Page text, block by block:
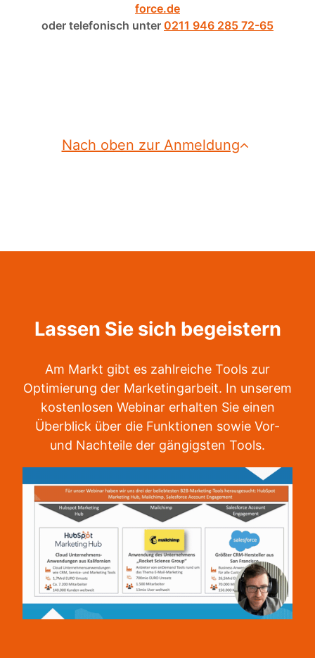
force.de
oder telefonisch unter 0211 946 285 72-65
Nach oben zur Anmeldung
Lassen Sie sich begeistern
Am Markt gibt es zahlreiche Tools zur
Optimierung der Marketingarbeit. In unserem
kostenlosen Webinar erhalten Sie einen
Überblick über die Funktionen sowie Vor-
und Nachteile der gängigsten Tools.